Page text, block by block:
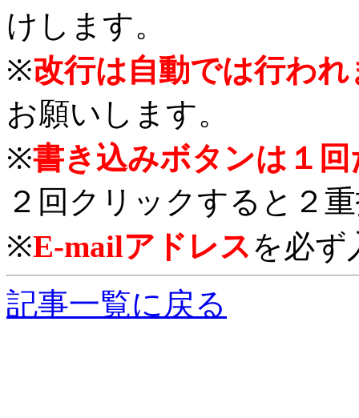
けします。
※改行は自動では行わ
お願いします。
※書き込みボタンは１
２回クリックすると２
※E-mailアドレスを必ず
記事一覧に戻る